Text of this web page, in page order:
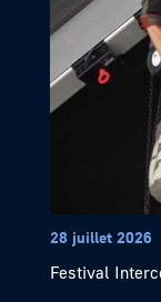
28 juillet 2026
Festival